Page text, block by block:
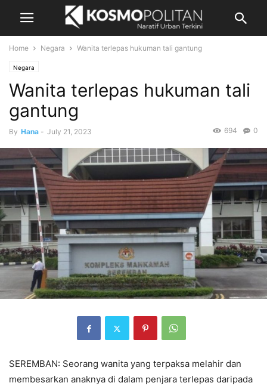
Home Negara Wanita terlepas hukuman tali gantung
Negara
Wanita terlepas hukuman tali
gantung
By Hana - July 21, 2023 0
694
SEREMBAN: Seorang wanita yang terpaksa melahir dan
membesarkan anaknya di dalam penjara terlepas daripada